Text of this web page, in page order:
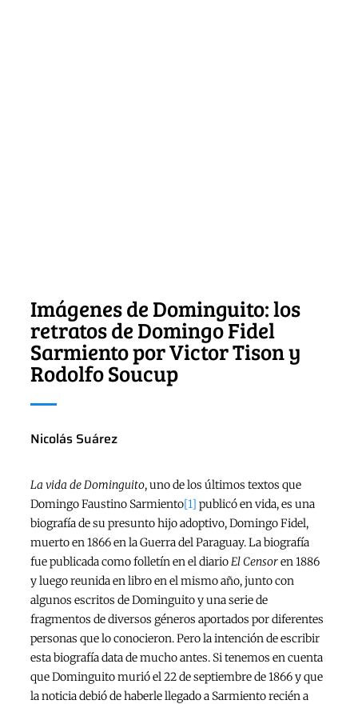
Imágenes de Dominguito: los
retratos de Domingo Fidel
Sarmiento por Victor Tison y
Rodolfo Soucup
Nicolás Suárez
La vida de Dominguito, uno de los últimos textos que
Domingo Faustino Sarmiento[1] publicó en vida, es una
biografía de su presunto hijo adoptivo, Domingo Fidel,
muerto en 1866 en la Guerra del Paraguay. La biografía
fue publicada como folletín en el diarioEl Censoren 1886
y luego reunida en libro en el mismo año, junto con
algunos escritos de Dominguito y una serie de
fragmentos de diversos géneros aportados por diferentes
personas que lo conocieron. Pero la intención de escribir
esta biografía data de mucho antes. Si tenemos en cuenta
que Dominguito murió el 22 de septiembre de 1866 y que
la noticia debió de haberle llegado a Sarmiento recién a